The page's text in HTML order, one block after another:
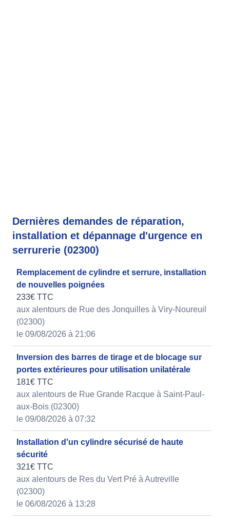
Dernières demandes de réparation,
installation et dépannage d'urgence en
serrurerie (02300)
Remplacement de cylindre et serrure, installation
de nouvelles poignées
233€ TTC
aux alentours de Rue des Jonquilles à Viry-Noureuil
(02300)
le 09/08/2026 à 21:06
Inversion des barres de tirage et de blocage sur
portes extérieures pour utilisation unilatérale
181€ TTC
aux alentours de Rue Grande Racque à Saint-Paul-
aux-Bois (02300)
le 09/08/2026 à 07:32
Installation d'un cylindre sécurisé de haute
sécurité
321€ TTC
aux alentours de Res du Vert Pré à Autreville
(02300)
le 06/08/2026 à 13:28